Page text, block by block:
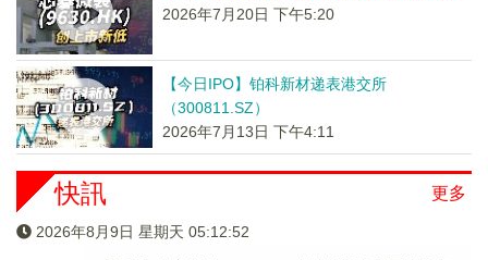
2026年7月20日 下午5:20
【今日IPO】铂科新材递表港交所
（300811.SZ）
2026年7月13日 下午4:11
更多
快訊
2026年8月9日 星期天 05:12:52